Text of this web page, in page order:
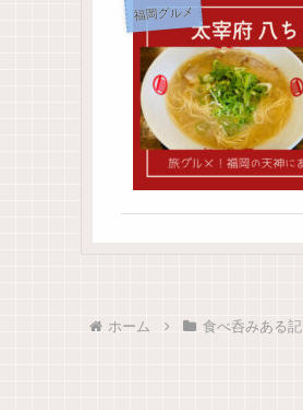
福岡グルメ
ホーム 食べ呑みある記